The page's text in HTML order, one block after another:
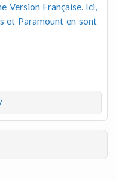
Version Française. Ici,
et Paramount en sont